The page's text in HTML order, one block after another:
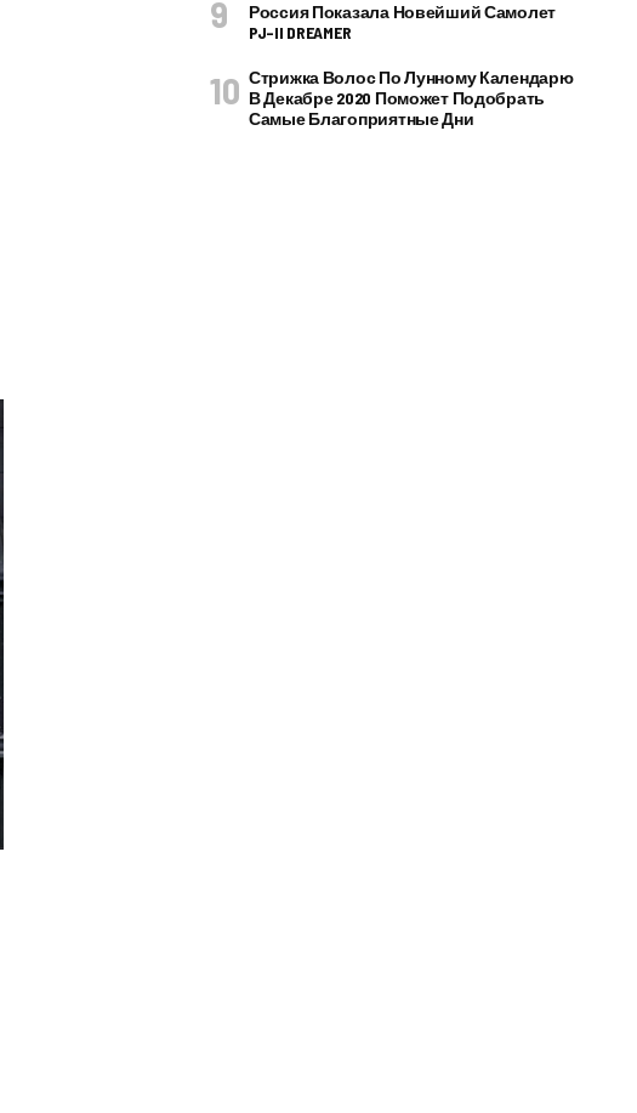
Россия Показала Новейший Самолет
PJ–II DREAMER
Стрижка Волос По Лунному Календарю
В Декабре 2020 Поможет Подобрать
Самые Благоприятные Дни